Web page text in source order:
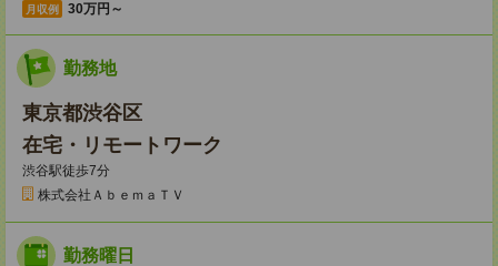
月収例 30万円～
勤務地
東京都渋谷区
在宅・リモートワーク
渋谷駅徒歩7分
株式会社ＡｂｅｍａＴＶ
勤務曜日